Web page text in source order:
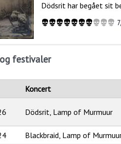
Dödsrit har begået sit
festivaler
Koncert
Dödsrit, Lamp of Murmuur
Blackbraid, Lamp of